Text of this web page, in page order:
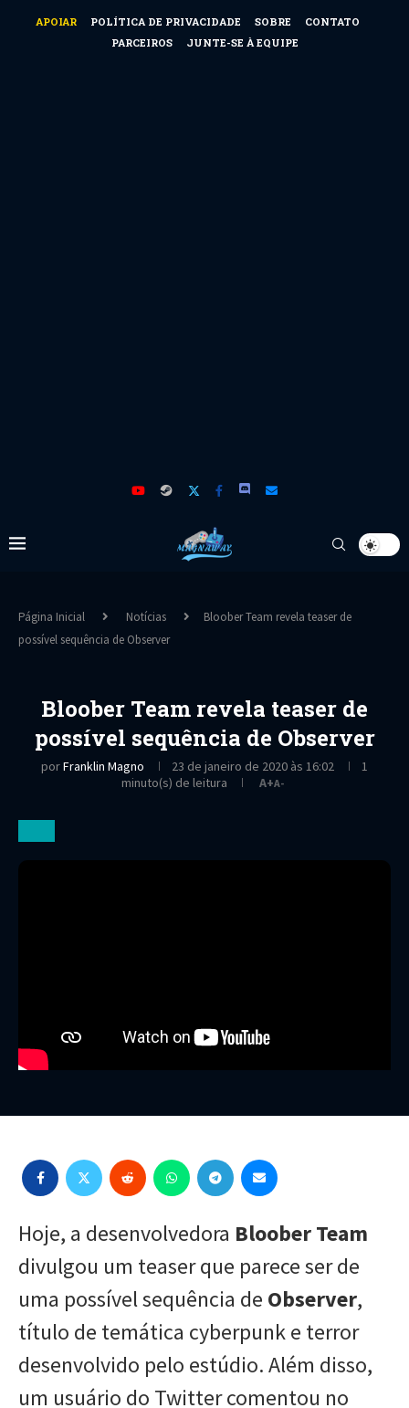
APOIAR POLÍTICA DE PRIVACIDADE SOBRE
CONTATO
PARCEIROS
JUNTE-SE À EQUIPE
Página Inicial Notícias
Bloober Team revela teaser de
possível sequência de Observer
Bloober Team revela teaser de
possível sequência de Observer
porFranklin Magno 23 de janeiro de 2020 às 16:02
1
minuto(s) de leitura
A+A-
Hoje, a desenvolvedora Bloober Team
divulgou um teaser que parece ser de
uma possível sequência de Observer,
título de temática cyberpunk e terror
desenvolvido pelo estúdio. Além disso,
um usuário do Twitter comentou no